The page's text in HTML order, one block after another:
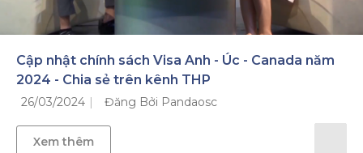
Cập nhật chính sách Visa Anh - Úc - Canada năm
2024 - Chia sẻ trên kênh THP
26/03/2024 Đăng Bởi Pandaosc
Xem thêm